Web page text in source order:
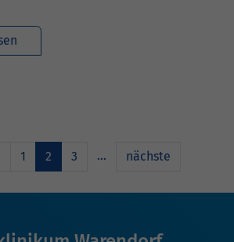
1 2 3 … nächste